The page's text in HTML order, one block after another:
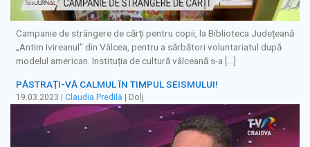
Campanie de strângere de cărți pentru copii, la Biblioteca Județeană
„Antim Ivireanul” din Vâlcea, pentru a sărbători voluntariatul după
modelul american. Instituția de cultură vâlceană s-a […]
PĂSTRAȚI-VĂ CALMUL ÎN TIMPUL SEISMULUI!
19.03.2023 Claudia Predilă | Dolj